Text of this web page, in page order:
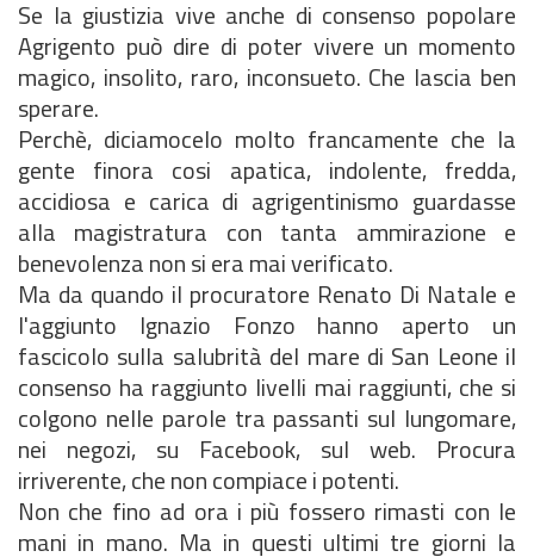
Se la giustizia vive anche di consenso popolare
Agrigento può dire di poter vivere un momento
magico, insolito, raro, inconsueto. Che lascia ben
sperare.
Perchè, diciamocelo molto francamente che la
gente finora cosi apatica, indolente, fredda,
accidiosa e carica di agrigentinismo guardasse
alla magistratura con tanta ammirazione e
benevolenza non si era mai verificato.
Ma da quando il procuratore Renato Di Natale e
l'aggiunto Ignazio Fonzo hanno aperto un
fascicolo sulla salubrità del mare di San Leone il
consenso ha raggiunto livelli mai raggiunti, che si
colgono nelle parole tra passanti sul lungomare,
nei negozi, su Facebook, sul web. Procura
irriverente, che non compiace i potenti.
Non che fino ad ora i più fossero rimasti con le
mani in mano. Ma in questi ultimi tre giorni la